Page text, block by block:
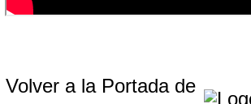
Volver a la Portada de